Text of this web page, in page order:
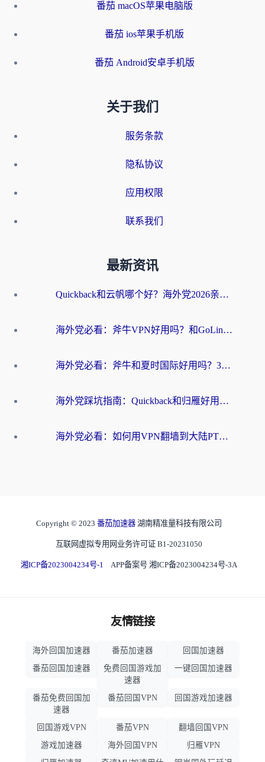
番茄 macOS苹果电脑版
番茄 ios苹果手机版
番茄 Android安卓手机版
关于我们
服务条款
隐私协议
应用权限
联系我们
最新资讯
Quickback和云帆哪个好？海外党2026亲测指南：选对加速器大陆工具，无缝刷国内剧玩国服
海外党必看：斧牛VPN好用吗？和GoLinkVPN对比哪个回国效果更好？
海外党必看：斧牛和夏时国际好用吗？3步选对回国加速器，无缝刷国内资源
海外党踩坑指南：Quickback和归雁好用吗？选对加速器才能无缝刷国内资源
海外党必看：如何用VPN翻墙到大陆PTT？一篇解决你所有回国加速痛点
Copyright © 2023 番茄加速器 湖南精准量科技有限公司
互联网虚拟专用网业务许可证 B1-20231050
湘ICP备2023004234号-1 APP备案号 湘ICP备2023004234号-3A
友情链接
海外回国加速器 番茄加速器
回国加速器
番茄回国加速器
免费回国游戏加
速器
一键回国加速器
番茄免费回国加
速器
番茄回国VPN 回国游戏加速器
回国游戏VPN 番茄VPN
翻墙回国VPN
游戏加速器
海外回国VPN
归雁VPN